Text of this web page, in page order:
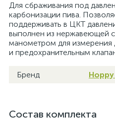
Для сбраживания под
карбонизации пива.
поддерживать в ЦКТ
выполнен из нержавеющей
манометром для измерения
и предохранительным
Бренд
Состав комплекта